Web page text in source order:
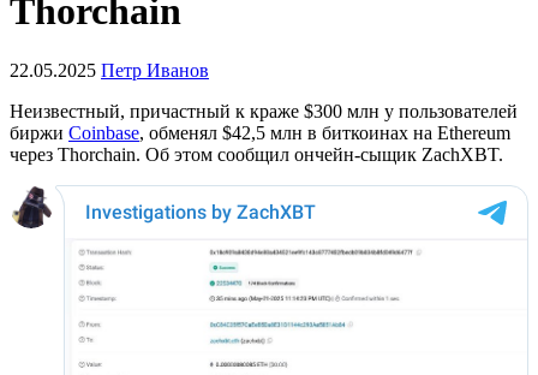
Thorchain
22.05.2025 Петр Иванов
Неизвестный, причастный к краже $300 млн у пользователей
биржи Coinbase, обменял $42,5 млн в биткоинах на Ethereum
через Thorchain. Об этом сообщил ончейн-сыщик ZachXBT.